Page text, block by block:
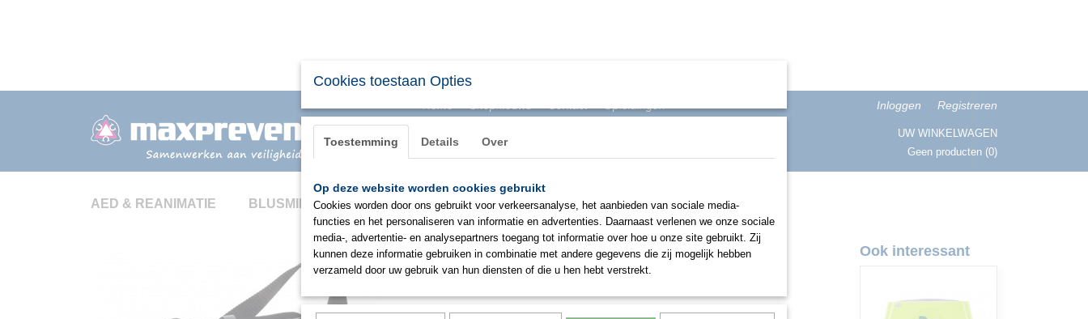
Inloggen Registreren
UW WINKELWAGEN
Geen producten (0)
AED & REANIMATIE BLUSMIDDELEN BHV & ONTRUIMING EHBO PBM SIGNALISATIE
Zoll AED Plus draagtas
€ 139,00
✓Op voorraad
Ook interessant
Cookies toestaan Opties
Toestemming Details Over
Op deze website worden cookies gebruikt
Cookies worden door ons gebruikt voor verkeersanalyse, het aanbieden van sociale media-
functies en het personaliseren van informatie en advertenties. Daarnaast verlenen we onze sociale
media-, advertentie- en analysepartners toegang tot informatie over hoe u onze site gebruikt. Zij
kunnen deze informatie gebruiken in combinatie met andere gegevens die zij mogelijk hebben
verzameld door uw gebruik van hun diensten of die u hen hebt verstrekt.